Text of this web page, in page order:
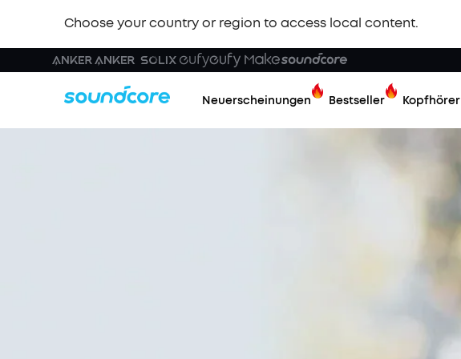
Choose your country or region to access local content.
Neuerscheinungen Bestseller Kopfhörer